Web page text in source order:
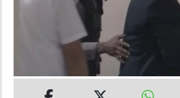
MULTIMEDIA